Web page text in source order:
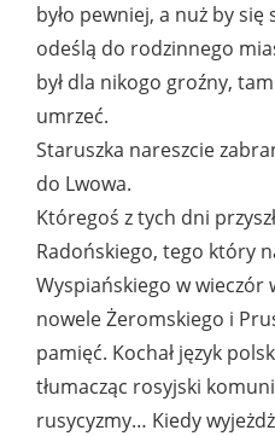
było pewniej, a nuż by się
odeślą do rodzinnego
był dla nikogo groźny,
umrzeć.
Staruszka nareszcie
do Lwowa.
Któregoś z tych dni
Radońskiego, tego który
Wyspiańskiego w wieczór
nowele Żeromskiego i
pamięć. Kochał język
tłumacząc rosyjski
rusycyzmy… Kiedy